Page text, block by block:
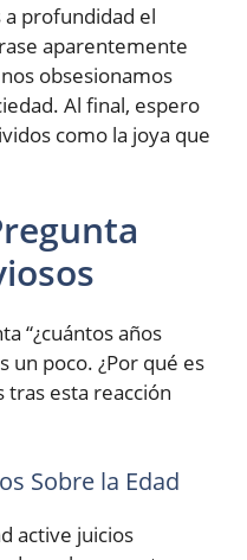
a profundidad el
aparentemente
obsesionamos
Al final, espero
como la joya que
“¿cuántos años
un poco. ¿Por qué es
tras esta reacción
Sobre la Edad
active juicios